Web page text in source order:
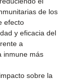
de los
efecto
y eficacia del
a
inmune más
sobre la